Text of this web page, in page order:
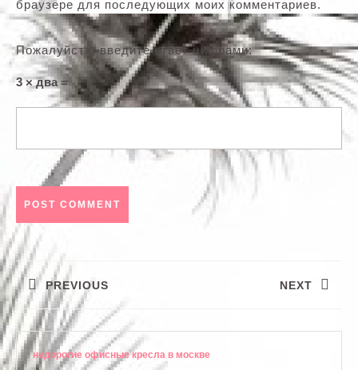
браузере для последующих моих комментариев.
Пожалуйста, введите ответ цифрами:
3 × два =
Навигация
по
записям
PREVIOUS
Предыдущая
запись:
NEXT
недорогие офисные кресла в москве